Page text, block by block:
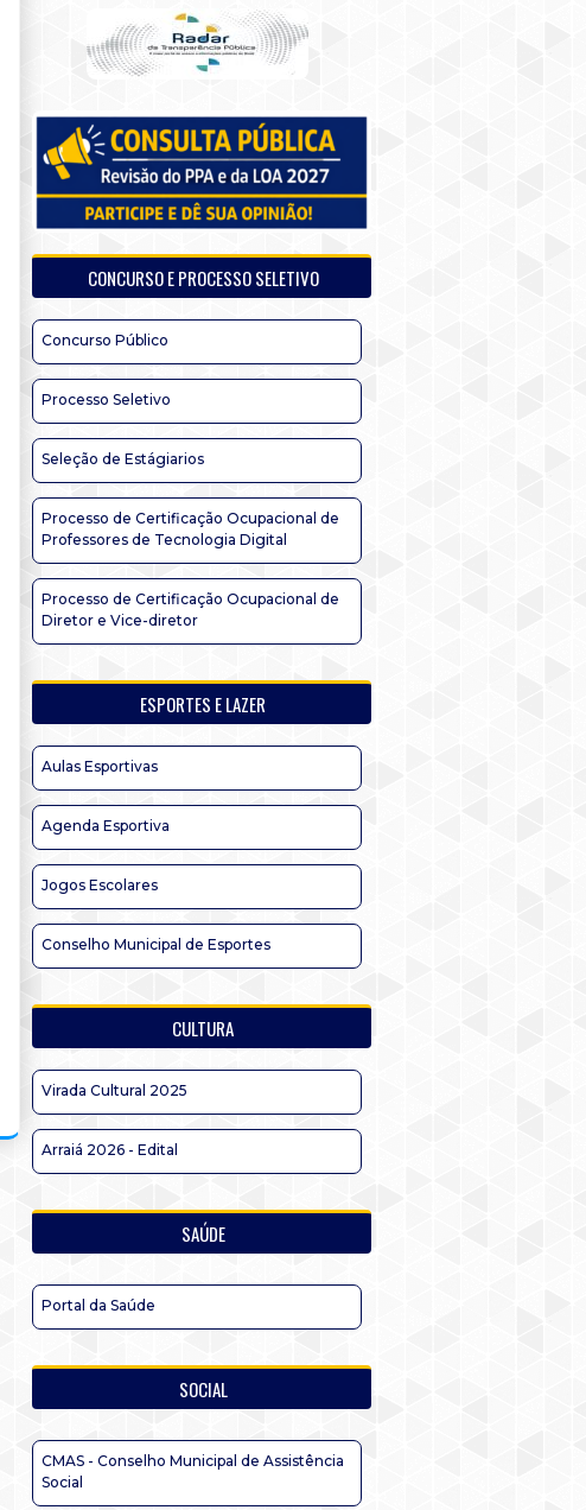
CONCURSO E PROCESSO SELETIVO
Concurso Público
Processo Seletivo
Seleção de Estágiarios
Processo de Certificação Ocupacional de
Professores de Tecnologia Digital
Processo de Certificação Ocupacional de
Diretor e Vice-diretor
ESPORTES E LAZER
Aulas Esportivas
Agenda Esportiva
Jogos Escolares
Conselho Municipal de Esportes
CULTURA
Virada Cultural 2025
Arraiá 2026 - Edital
SAÚDE
Portal da Saúde
SOCIAL
CMAS - Conselho Municipal de Assistência
Social